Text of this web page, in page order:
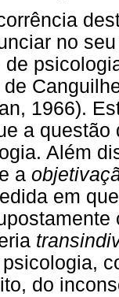
no
1966).
a
Além
a
em
do